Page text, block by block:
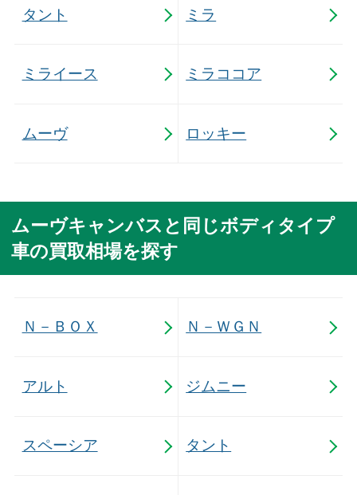
タント ミラ
ミライース ミラココア
ムーヴ ロッキー
ムーヴキャンバスと同じボディタイプ
車の買取相場を探す
Ｎ－ＢＯＸ Ｎ－ＷＧＮ
アルト ジムニー
スペーシア タント